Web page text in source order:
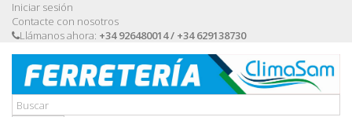
Iniciar sesión
Contacte con nosotros
Llámanos ahora: +34 926480014 / +34 629138730